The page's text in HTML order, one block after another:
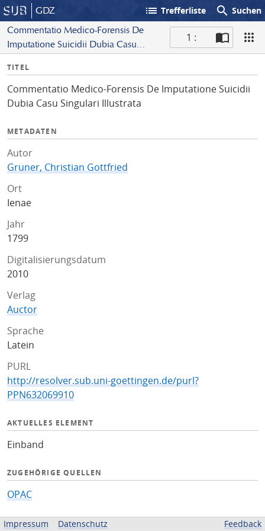
GDZ list Trefferliste search Suchen
Commentatio Medico-Forensis De
Imputatione Suicidii Dubia Casu
1 :
I
f
o
TITEL
Commentatio Medico-Forensis De Imputatione Suicidii
Dubia Casu Singulari Illustrata
METADATEN
Autor
Gruner, Christian Gottfried
Ort
Ienae
Jahr
1799
Digitalisierungsdatum
2010
Verlag
Auctor
Sprache
Latein
PURL
http://resolver.sub.uni-goettingen.de/purl?
PPN632069910
AKTUELLES ELEMENT
Einband
ZUGEHÖRIGE QUELLEN
OPAC
BEREITGESTELLT VON
Impressum Datenschutz Feedback